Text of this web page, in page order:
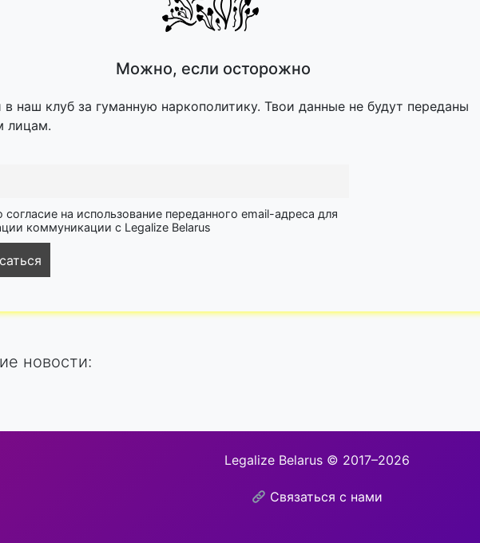
Можно, если осторожно
в наш клуб за гуманную наркополитику. Твои данные не будут переданы
лицам.
согласие на использование переданного email-адреса для
коммуникации с Legalize Belarus
новости:
Legalize Belarus © 2017–2026
Связаться с нами